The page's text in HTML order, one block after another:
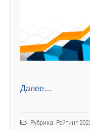
Далее…
Рубрика: Рейтинг